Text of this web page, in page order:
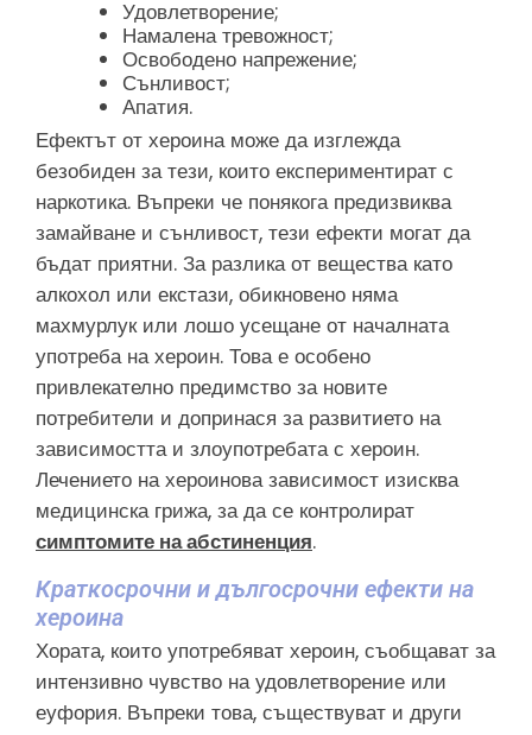
Удовлетворение;
Намалена тревожност;
Освободено напрежение;
Сънливост;
Апатия.
Ефектът от хероина може да изглежда
безобиден за тези, които експериментират с
наркотика. Въпреки че понякога предизвиква
замайване и сънливост, тези ефекти могат да
бъдат приятни. За разлика от вещества като
алкохол или екстази, обикновено няма
махмурлук или лошо усещане от началната
употреба на хероин. Това е особено
привлекателно предимство за новите
потребители и допринася за развитието на
зависимостта и злоупотребата с хероин.
Лечението на хероинова зависимост изисква
медицинска грижа, за да се контролират
симптомите на абстиненция.
Краткосрочни и дългосрочни ефекти на
хероина
Хората, които употребяват хероин, съобщават за
интензивно чувство на удовлетворение или
еуфория. Въпреки това, съществуват и други